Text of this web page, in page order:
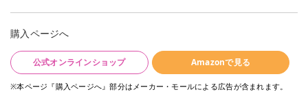
購入ページへ
公式オンラインショップ Amazonで見る
※本ページ『購入ページへ』部分はメーカー・モールによる広告が含まれます。